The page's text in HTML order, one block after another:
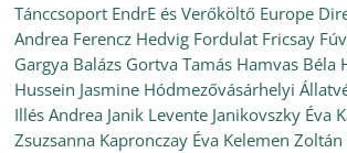
Tánccsoport EndrE és Verőköltő Europe
Andrea Ferencz Hedvig Fordulat Fricsay
Gargya Balázs Gortva Tamás Hamvas Béla
Hussein Jasmine Hódmezővásárhelyi
Illés Andrea Janik Levente Janikovszky Éva
Zsuzsanna Kapronczay Éva Kelemen Zoltán